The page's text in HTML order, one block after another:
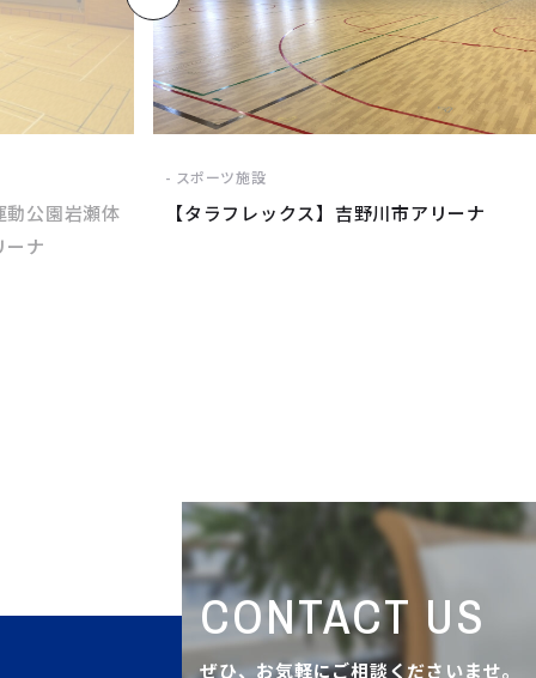
動公園岩瀬体
ーナ
スポーツ施設
【タラフレックス】吉野川市アリーナ
CONTACT US
ぜひ、お気軽にご相談くださいませ。